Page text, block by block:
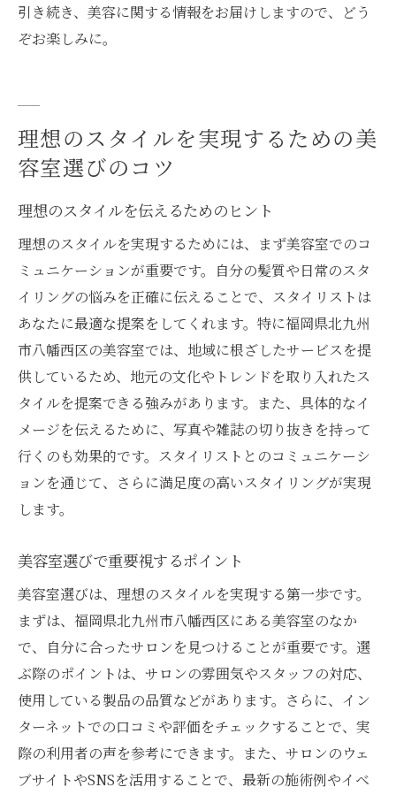
引き続き、美容に関する情報をお届けしますので、どう
ぞお楽しみに。
理想のスタイルを実現するための美
容室選びのコツ
理想のスタイルを伝えるためのヒント
理想のスタイルを実現するためには、まず美容室でのコ
ミュニケーションが重要です。自分の髪質や日常のスタ
イリングの悩みを正確に伝えることで、スタイリストは
あなたに最適な提案をしてくれます。特に福岡県北九州
市八幡西区の美容室では、地域に根ざしたサービスを提
供しているため、地元の文化やトレンドを取り入れたス
タイルを提案できる強みがあります。また、具体的なイ
メージを伝えるために、写真や雑誌の切り抜きを持って
行くのも効果的です。スタイリストとのコミュニケーシ
ョンを通じて、さらに満足度の高いスタイリングが実現
します。
美容室選びで重要視するポイント
美容室選びは、理想のスタイルを実現する第一歩です。
まずは、福岡県北九州市八幡西区にある美容室のなか
で、自分に合ったサロンを見つけることが重要です。選
ぶ際のポイントは、サロンの雰囲気やスタッフの対応、
使用している製品の品質などがあります。さらに、イン
ターネットでの口コミや評価をチェックすることで、実
際の利用者の声を参考にできます。また、サロンのウェ
ブサイトやSNSを活用することで、最新の施術例やイベ